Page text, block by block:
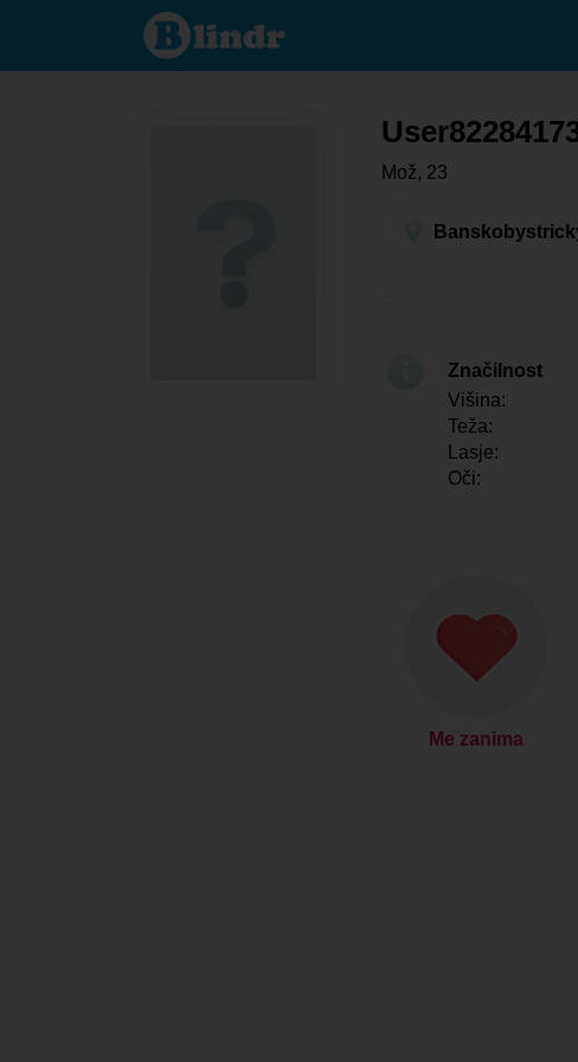
User822841735 -
On išče nekoga
Banskobystrický
Mož, 23
Značilnost
Višina:
Teža:
Lasje:
Oči:
Me zanima